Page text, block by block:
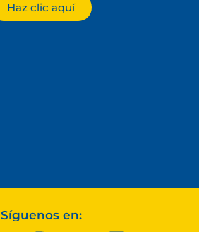
Haz clic aquí
Síguenos en: